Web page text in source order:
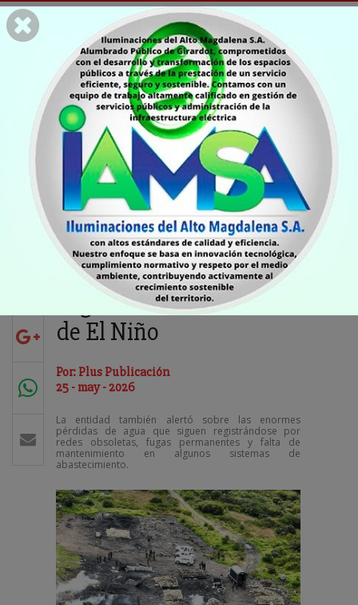
MEDIOAMBIENTE
La CAR advierte sobre
cinco malas prácticas
que pueden agravar la
llegada del fenómeno
de El Niño
Por: Plus Publicación
25 - may - 2026
La entidad también alertó sobre las enormes
pérdidas de agua que siguen registrándose por
redes obsoletas, fugas permanentes y falta de
mantenimiento en algunos sistemas de
abastecimiento.